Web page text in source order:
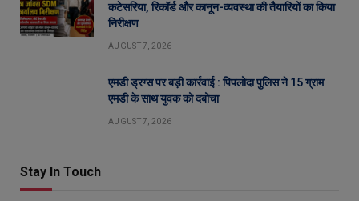
कटेसरिया, रिकॉर्ड और कानून-व्यवस्था की तैयारियों का किया
निरीक्षण
AUGUST 7, 2026
एमडी ड्रग्स पर बड़ी कार्रवाई : पिपलोदा पुलिस ने 15 ग्राम
एमडी के साथ युवक को दबोचा
AUGUST 7, 2026
Stay In Touch